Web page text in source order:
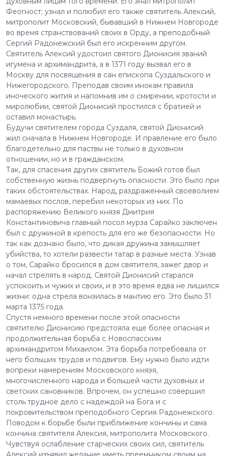
Феогност; узнал и полюбил его также святитель Алексий,
митрополит Московский, бывавший в Нижнем Новгороде
во время странствований своих в Орду, а преподобный
Сергий Радонежский был его искренним другом.
Святитель Алексий удостоил святого Дионисия званий
игумена и архимандрита, а в 1371 году вызвал его в
Москву для посвящения в сан епископа Суздальского и
Нижегородского. Преподав своим инокам правила
иноческого жития и напомнив им о смирении, кротости и
миролюбии, святой Дионисий простился с братией и
оставил монастырь.
Будучи святителем города Суздаля, святой Дионисий
жил сначала в Нижнем Новгороде. И правление его было
благодетельно для паствы не только в духовном
отношении, но и в гражданском.
Так, для спасения других святитель Божий готов был
собственную жизнь подвергнуть опасности. Это было при
таких обстоятельствах. Народ, раздраженный своеволием
мамаевых послов, перебил некоторых из них. По
распоряжению Великого князя Дмитрия
Константиновича главный посол мурза Сарайко заключен
был с дружиной в крепость для его же безопасности. Но
так как дознано было, что дикая дружина замышляет
убийства, то хотели развести татар в разные места. Узнав
о том, Сарайко бросился в дом святителя, зажег двор и
начал стрелять в народ. Святой Дионисий старался
успокоить и чужих и своих, и в это время едва не лишился
жизни: одна стрела вонзилась в мантию его. Это было 31
марта 1375 года.
Спустя немного времени после этой опасности
святителю Дионисию предстояла еще более опасная и
продолжительная борьба с Новоспасским
архимандритом Михаилом. Эта борьба потребовала от
него больших трудов и подвигов. Ему нужно было идти
вопреки намерениям Московского князя,
многочисленного народа и большей части духовных и
светских сановников. Впрочем, он успешно совершил
столь трудное дело с надеждой на Бога и с
покровительством преподобного Сергия Радонежского.
Поводом к борьбе были приближение кончины и сама
кончина святителя Алексия, митрополита Московского.
Чувствуя ослабление старческих своих сил, святитель